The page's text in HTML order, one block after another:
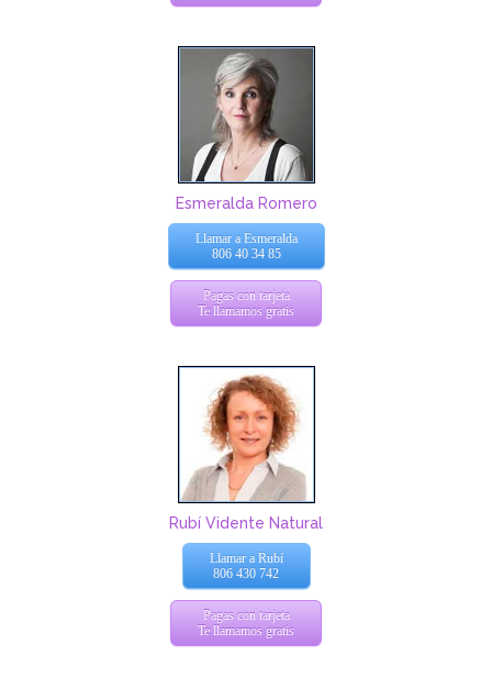
Esmeralda Romero
Llamar a Esmeralda
806 40 34 85
Pagas con tarjeta
Te llamamos gratis
Rubí Vidente Natural
Llamar a Rubí
806 430 742
Pagas con tarjeta
Te llamamos gratis